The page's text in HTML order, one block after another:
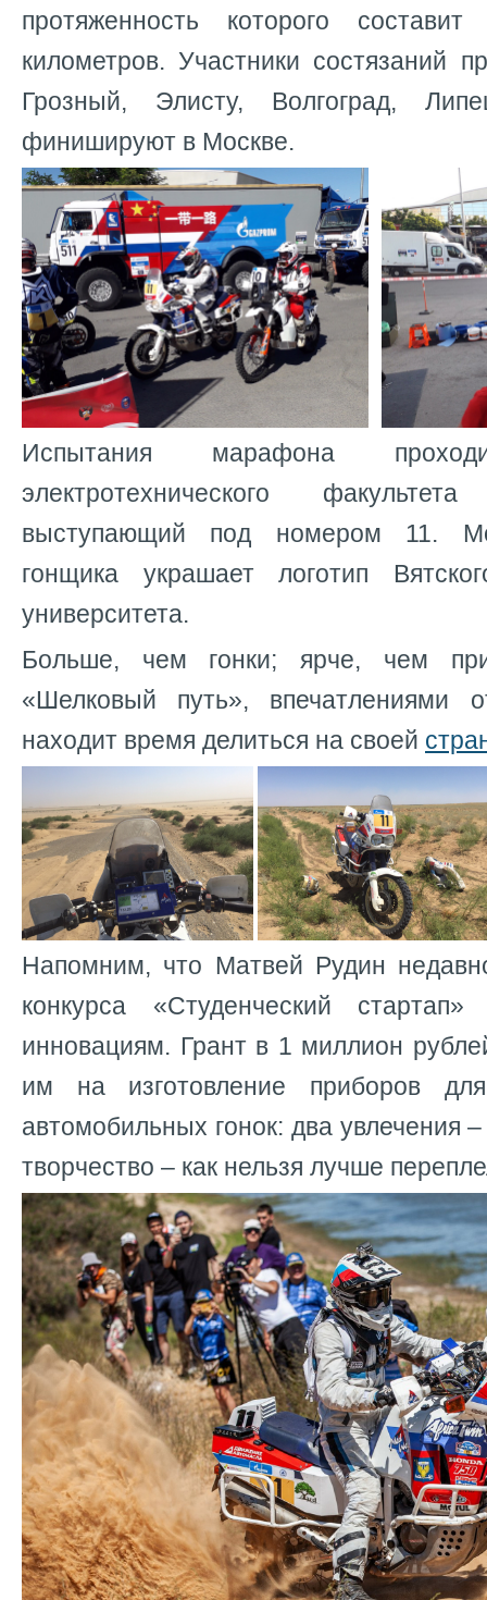
протяженность которого
километров. Участники состязаний
Грозный, Элисту, Волгоград,
финишируют в Москве.
Испытания марафона
электротехнического
выступающий под номером 11.
гонщика украшает логотип
университета.
Больше, чем гонки; ярче, чем
«Шелковый путь», впечатлениями
находит время делиться на своей
Напомним, что Матвей Рудин
конкурса «Студенческий
инновациям. Грант в 1 миллион
им на изготовление приборов
автомобильных гонок: два увлечения
творчество – как нельзя лучше